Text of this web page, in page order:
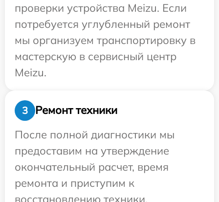
проверки устройства Meizu. Если
потребуется углубленный ремонт
мы организуем транспортировку в
мастерскую в сервисный центр
Meizu.
3
Ремонт техники
После полной диагностики мы
предоставим на утверждение
окончательный расчет, время
ремонта и приступим к
восстановлению техники.